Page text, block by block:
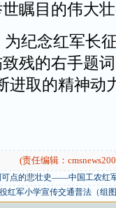
瞩目的伟大
纪念红军长
残的右手题
进取的精神动
(责任编辑：
点的悲壮史——中国工农红
红军小学宣传交通普法（组